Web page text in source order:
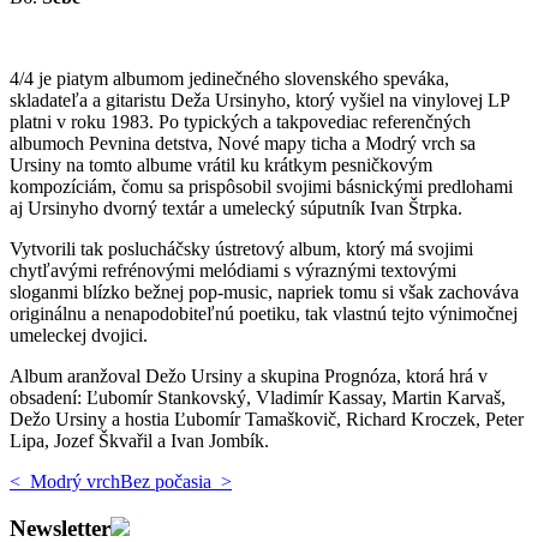
4/4 je piatym albumom jedinečného slovenského speváka,
skladateľa a gitaristu Deža Ursinyho, ktorý vyšiel na vinylovej LP
platni v roku 1983. Po typických a takpovediac referenčných
albumoch Pevnina detstva, Nové mapy ticha a Modrý vrch sa
Ursiny na tomto albume vrátil ku krátkym pesničkovým
kompozíciám, čomu sa prispôsobil svojimi básnickými predlohami
aj Ursinyho dvorný textár a umelecký súputník Ivan Štrpka.
Vytvorili tak poslucháčsky ústretový album, ktorý má svojimi
chytľavými refrénovými melódiami s výraznými textovými
sloganmi blízko bežnej pop-music, napriek tomu si však zachováva
originálnu a nenapodobiteľnú poetiku, tak vlastnú tejto výnimočnej
umeleckej dvojici.
Album aranžoval Dežo Ursiny a skupina Prognóza, ktorá hrá v
obsadení: Ľubomír Stankovský, Vladimír Kassay, Martin Karvaš,
Dežo Ursiny a hostia Ľubomír Tamaškovič, Richard Kroczek, Peter
Lipa, Jozef Škvařil a Ivan Jombík.
< Modrý vrchBez počasia >
Newsletter